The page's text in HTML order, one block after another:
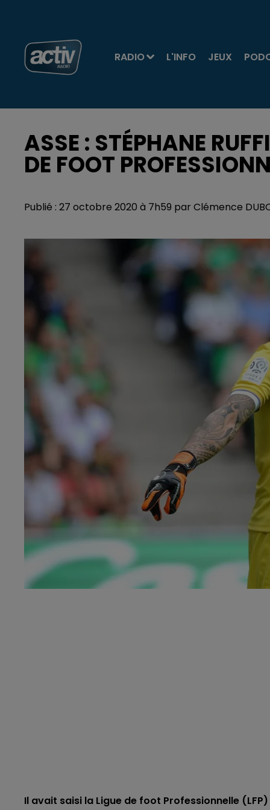
RADIO L'INFO JEUX
ASSE : STÉPHANE
DE FOOT
Publié : 27 octobre 2020 à 7h59 par Clémence
Il avait saisi la Ligue de foot Professionnelle